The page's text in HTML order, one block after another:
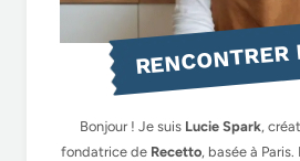
Bonjour ! Je suis Lucie Spark,
fondatrice de Recetto, basée à